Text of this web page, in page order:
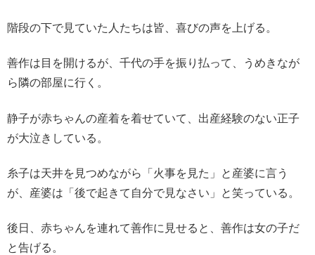
階段の下で見ていた人たちは皆、喜びの声を上げる。
善作は目を開けるが、千代の手を振り払って、うめきなが
ら隣の部屋に行く。
静子が赤ちゃんの産着を着せていて、出産経験のない正子
が大泣きしている。
糸子は天井を見つめながら「火事を見た」と産婆に言う
が、産婆は「後で起きて自分で見なさい」と笑っている。
後日、赤ちゃんを連れて善作に見せると、善作は女の子だ
と告げる。